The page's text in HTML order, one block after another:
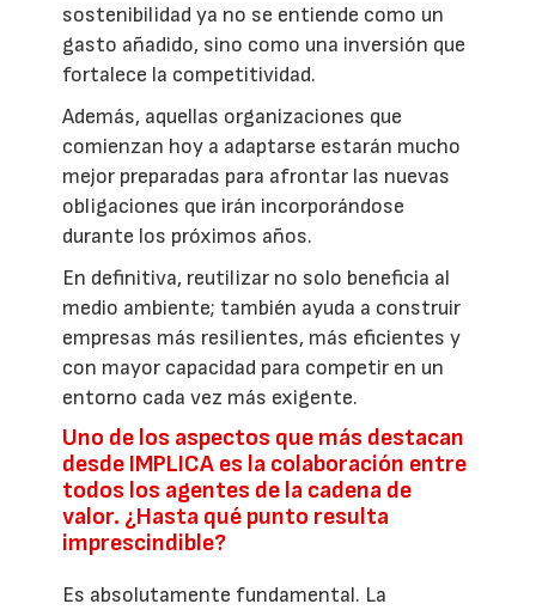
sostenibilidad ya no se entiende como un
gasto añadido, sino como una inversión que
fortalece la competitividad.
Además, aquellas organizaciones que
comienzan hoy a adaptarse estarán mucho
mejor preparadas para afrontar las nuevas
obligaciones que irán incorporándose
durante los próximos años.
En definitiva, reutilizar no solo beneficia al
medio ambiente; también ayuda a construir
empresas más resilientes, más eficientes y
con mayor capacidad para competir en un
entorno cada vez más exigente.
Uno de los aspectos que más destacan
desde IMPLICA es la colaboración entre
todos los agentes de la cadena de
valor. ¿Hasta qué punto resulta
imprescindible?
Es absolutamente fundamental. La